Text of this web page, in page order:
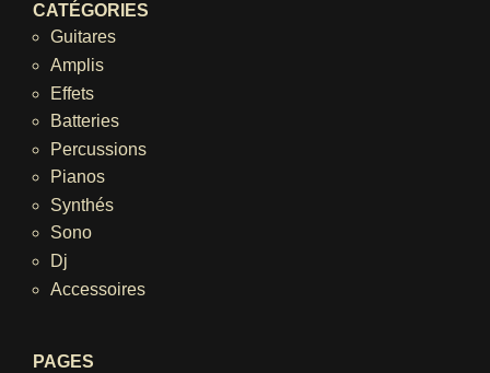
CATÉGORIES
Guitares
Amplis
Effets
Batteries
Percussions
Pianos
Synthés
Sono
Dj
Accessoires
PAGES